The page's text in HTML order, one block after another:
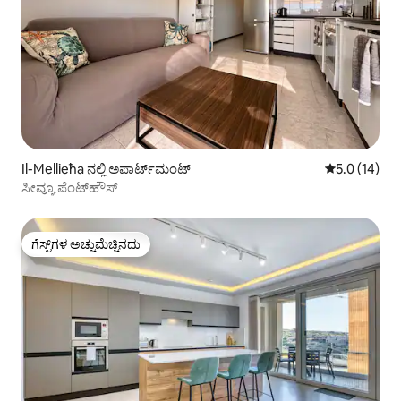
Il-Mellieħa ನಲ್ಲಿ ಅಪಾರ್ಟ್‌ಮಂಟ್ 5 ರಲ್ಲಿ 5.0
5.0 (14)
ಸೀವ್ಯೂ ಪೆಂಟ್‌ಹೌಸ್
ಗೆಸ್ಟ್‌ಗಳ ಅಚ್ಚುಮೆಚ್ಚಿನದು
ಗೆಸ್ಟ್‌ಗಳ ಅಚ್ಚುಮೆಚ್ಚಿನದು